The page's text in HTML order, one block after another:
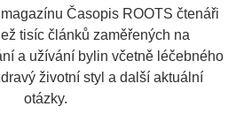
Časopis ROOTS čtenáři
tisíc článků zaměřených na
a užívání bylin včetně léčebného
životní styl a další aktuální
otázky.